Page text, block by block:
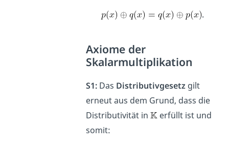
.
Axiome der
Skalarmultiplikation
S1: Das Distributivgesetzgilt
erneut aus dem Grund, dass die
Distributivität in
erfüllt ist und
somit: